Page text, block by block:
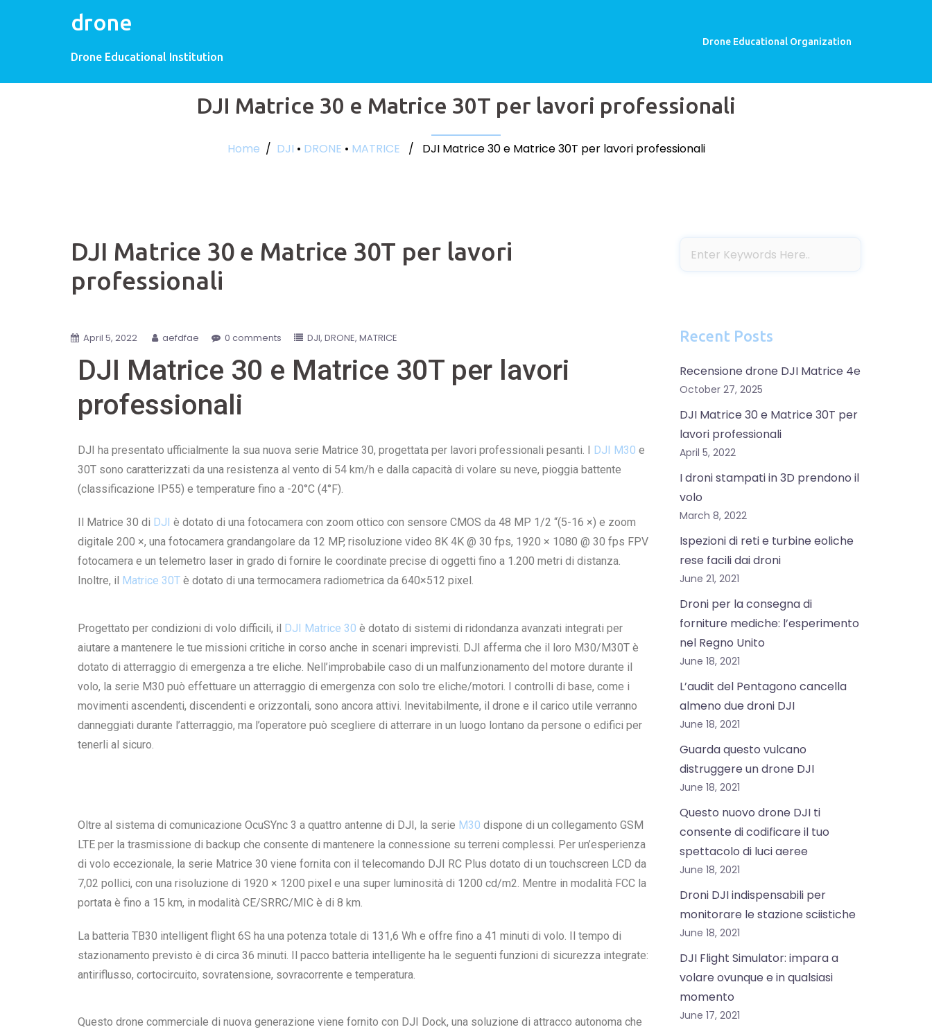
drone
Drone Educational Institution
Drone Educational Organization
DJI Matrice 30 e Matrice 30T per lavori professionali
Home / DJI • DRONE • MATRICE / DJI Matrice 30 e Matrice 30T per lavori professionali
DJI Matrice 30 e Matrice 30T per lavori
professionali
April 5, 2022 aefdfae 0 comments DJI DRONE MATRICE
DJI Matrice 30 e Matrice 30T per lavori
professionali
DJI ha presentato ufficialmente la sua nuova serie Matrice 30, progettata per lavori professionali pesanti. I DJI M30 e
30T sono caratterizzati da una resistenza al vento di 54 km/h e dalla capacità di volare su neve, pioggia battente
(classificazione IP55) e temperature fino a -20°C (4°F).
Il Matrice 30 di DJI è dotato di una fotocamera con zoom ottico con sensore CMOS da 48 MP 1/2 “(5-16 ×) e zoom
digitale 200 ×, una fotocamera grandangolare da 12 MP, risoluzione video 8K 4K @ 30 fps, 1920 × 1080 @ 30 fps FPV
fotocamera e un telemetro laser in grado di fornire le coordinate precise di oggetti fino a 1.200 metri di distanza.
Inoltre, il Matrice 30T è dotato di una termocamera radiometrica da 640×512 pixel.
Progettato per condizioni di volo difficili, il DJI Matrice 30 è dotato di sistemi di ridondanza avanzati integrati per
aiutare a mantenere le tue missioni critiche in corso anche in scenari imprevisti. DJI afferma che il loro M30/M30T è
dotato di atterraggio di emergenza a tre eliche. Nell’improbabile caso di un malfunzionamento del motore durante il
volo, la serie M30 può effettuare un atterraggio di emergenza con solo tre eliche/motori. I controlli di base, come i
movimenti ascendenti, discendenti e orizzontali, sono ancora attivi. Inevitabilmente, il drone e il carico utile verranno
danneggiati durante l’atterraggio, ma l’operatore può scegliere di atterrare in un luogo lontano da persone o edifici per
tenerli al sicuro.
Oltre al sistema di comunicazione OcuSYnc 3 a quattro antenne di DJI, la serie M30 dispone di un collegamento GSM
LTE per la trasmissione di backup che consente di mantenere la connessione su terreni complessi. Per un’esperienza
di volo eccezionale, la serie Matrice 30 viene fornita con il telecomando DJI RC Plus dotato di un touchscreen LCD da
7,02 pollici, con una risoluzione di 1920 × 1200 pixel e una super luminosità di 1200 cd/m2. Mentre in modalità FCC la
portata è fino a 15 km, in modalità CE/SRRC/MIC è di 8 km.
La batteria TB30 intelligent flight 6S ha una potenza totale di 131,6 Wh e offre fino a 41 minuti di volo. Il tempo di
stazionamento previsto è di circa 36 minuti. Il pacco batteria intelligente ha le seguenti funzioni di sicurezza integrate:
antiriflusso, cortocircuito, sovratensione, sovracorrente e temperatura.
Questo drone commerciale di nuova generazione viene fornito con DJI Dock, una soluzione di attracco autonoma che
Recent Posts
Recensione drone DJI Matrice 4e
October 27, 2025
DJI Matrice 30 e Matrice 30T per
lavori professionali
April 5, 2022
I droni stampati in 3D prendono il
volo
March 8, 2022
Ispezioni di reti e turbine eoliche
rese facili dai droni
June 21, 2021
Droni per la consegna di
forniture mediche: l’esperimento
nel Regno Unito
June 18, 2021
L’audit del Pentagono cancella
almeno due droni DJI
June 18, 2021
Guarda questo vulcano
distruggere un drone DJI
June 18, 2021
Questo nuovo drone DJI ti
consente di codificare il tuo
spettacolo di luci aeree
June 18, 2021
Droni DJI indispensabili per
monitorare le stazione sciistiche
June 18, 2021
DJI Flight Simulator: impara a
volare ovunque e in qualsiasi
momento
June 17, 2021